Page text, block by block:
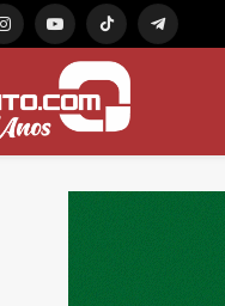
InstagramYouTubeTikTok Telegram